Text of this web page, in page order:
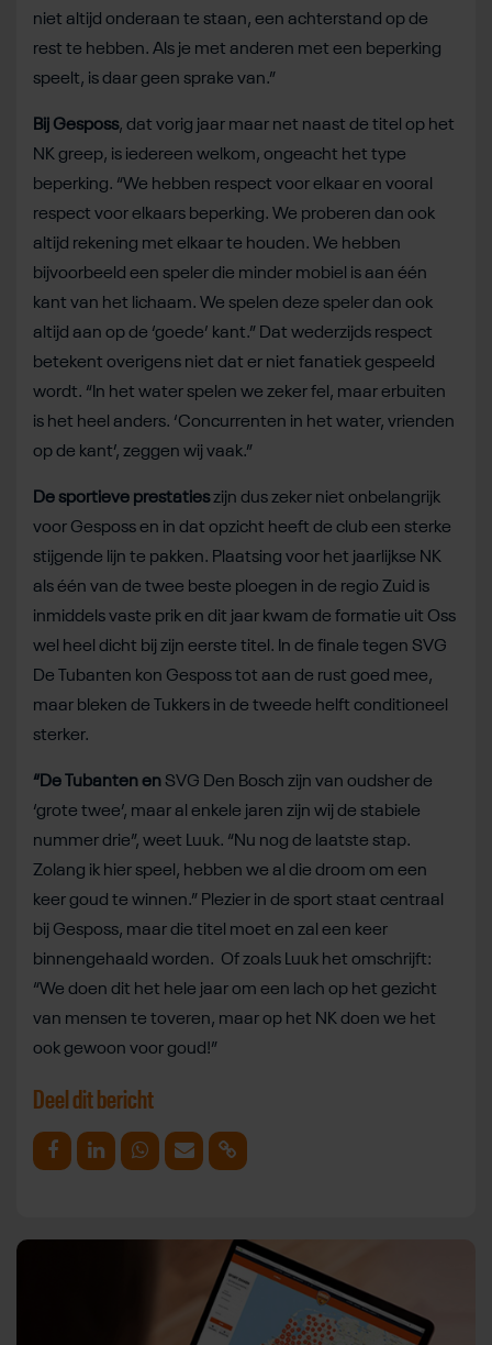
niet altijd onderaan te staan, een achterstand op de
rest te hebben. Als je met anderen met een beperking
speelt, is daar geen sprake van.”
Bij Gesposs, dat vorig jaar maar net naast de titel op het
NK greep, is iedereen welkom, ongeacht het type
beperking. “We hebben respect voor elkaar en vooral
respect voor elkaars beperking. We proberen dan ook
altijd rekening met elkaar te houden. We hebben
bijvoorbeeld een speler die minder mobiel is aan één
kant van het lichaam. We spelen deze speler dan ook
altijd aan op de ‘goede’ kant.” Dat wederzijds respect
betekent overigens niet dat er niet fanatiek gespeeld
wordt. “In het water spelen we zeker fel, maar erbuiten
is het heel anders. ‘Concurrenten in het water, vrienden
op de kant’, zeggen wij vaak.”
De sportieve prestatieszijn dus zeker niet onbelangrijk
voor Gesposs en in dat opzicht heeft de club een sterke
stijgende lijn te pakken. Plaatsing voor het jaarlijkse NK
als één van de twee beste ploegen in de regio Zuid is
inmiddels vaste prik en dit jaar kwam de formatie uit Oss
wel heel dicht bij zijn eerste titel. In de finale tegen SVG
De Tubanten kon Gesposs tot aan de rust goed mee,
maar bleken de Tukkers in de tweede helft conditioneel
sterker.
“De Tubanten en SVG Den Bosch zijn van oudsher de
‘grote twee’, maar al enkele jaren zijn wij de stabiele
nummer drie”, weet Luuk. “Nu nog de laatste stap.
Zolang ik hier speel, hebben we al die droom om een
keer goud te winnen.” Plezier in de sport staat centraal
bij Gesposs, maar die titel moet en zal een keer
binnengehaald worden. Of zoals Luuk het omschrijft:
“We doen dit het hele jaar om een lach op het gezicht
van mensen te toveren, maar op het NK doen we het
ook gewoon voor goud!”
Deel dit bericht
Deel op Facebook
Deel op LinkedinDeel op Whatsapp
Mail link Kopieer link